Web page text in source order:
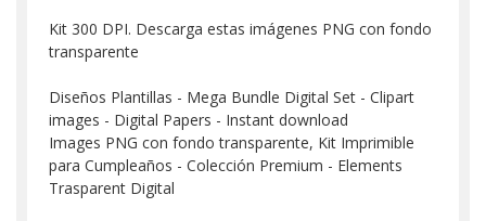
Kit 300 DPI. Descarga estas imágenes PNG con fondo
transparente
Diseños Plantillas - Mega Bundle Digital Set - Clipart
images - Digital Papers - Instant download
Images PNG con fondo transparente, Kit Imprimible
para Cumpleaños - Colección Premium - Elements
Trasparent Digital